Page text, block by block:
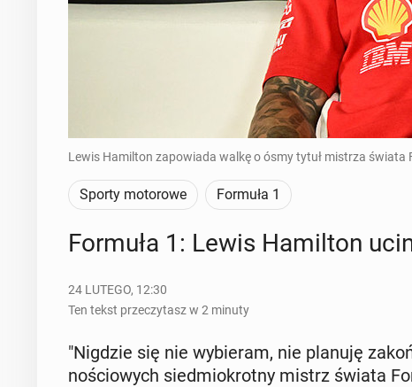
Lewis Hamilton zapowiada walkę o ósmy tytuł mistrza świata
Sporty motorowe Formuła 1
Formuła 1: Lewis Ha­mil­ton
24 LUTEGO, 12:30
Ten tekst przeczytasz w 2 minuty
"Nigdzie się nie wy­bie­ram, nie planuję
no­ścio­wych sied­mio­krot­ny mistrz świata